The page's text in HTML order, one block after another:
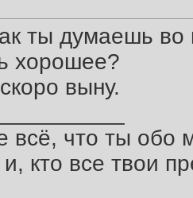
ты думаешь во
хорошее?
выну.
всё, что ты обо
кто все твои